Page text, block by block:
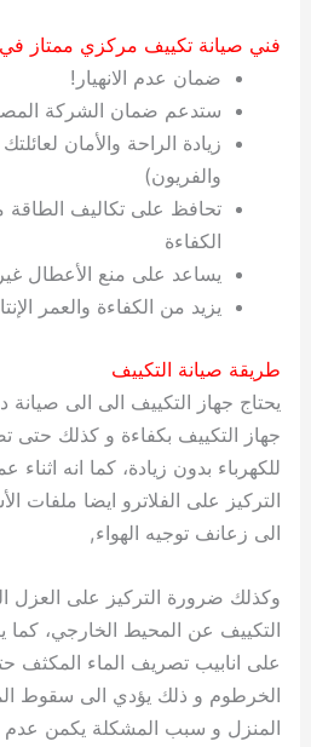
فني صيانة تكييف مركزي ممتاز في
ضمان عدم الانهيار!
ستدعم ضمان الشركة
زيادة الراحة والأمان
والفريون)
تحافظ على تكاليف
الكفاءة
يساعد على منع الأعطال
يزيد من الكفاءة والعمر
طريقة صيانة التكييف
يحتاج جهاز التكييف الى الى
جهاز التكييف بكفاءة و كذلك حتى
للكهرباء بدون زيادة، كما انه اثناء
التركيز على الفلاترو ايضا ملفات
الى زعانف توجيه الهواء,
وكذلك ضرورة التركيز على العزل
التكييف عن المحيط الخارجي، كما
على انابيب تصريف الماء المكثف
الخرطوم و ذلك يؤدي الى سقوط
المنزل و سبب المشكلة يكمن عدم